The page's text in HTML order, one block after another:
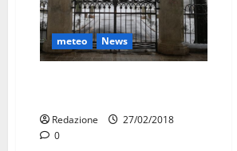
meteo News
Redazione
27/02/2018
0